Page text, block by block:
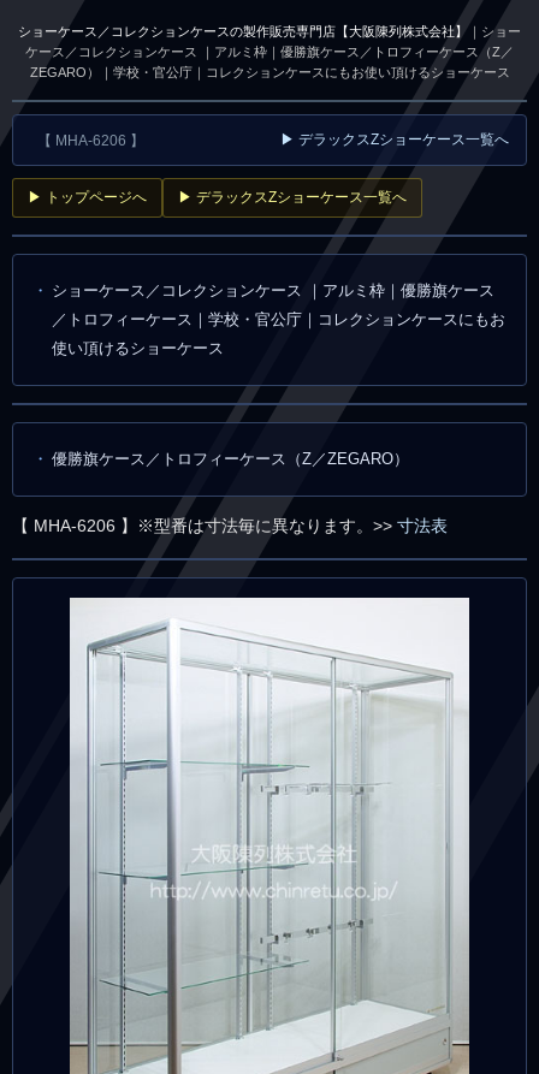
ショーケース／コレクションケースの製作販売専門店【大阪陳列株式会社】 ｜ショー
ケース／コレクションケース ｜アルミ枠｜優勝旗ケース／トロフィーケース（Z／
ZEGARO）｜学校・官公庁｜コレクションケースにもお使い頂けるショーケース
【 MHA-6206 】 ▶ デラックスZショーケース一覧へ
▶ トップページへ ▶ デラックスZショーケース一覧へ
ショーケース／コレクションケース ｜アルミ枠｜優勝旗ケース
／トロフィーケース｜学校・官公庁｜コレクションケースにもお
使い頂けるショーケース
優勝旗ケース／トロフィーケース（Z／ZEGARO）
【 MHA-6206 】※型番は寸法毎に異なります。>> 寸法表